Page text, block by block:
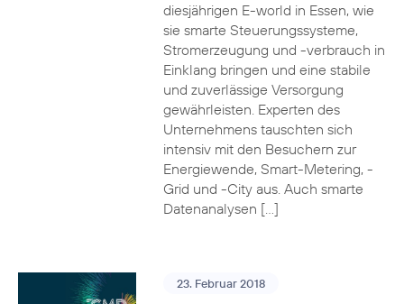
diesjährigen E-world in Essen, wie
sie smarte Steuerungssysteme,
Stromerzeugung und -verbrauch in
Einklang bringen und eine stabile
und zuverlässige Versorgung
gewährleisten. Experten des
Unternehmens tauschten sich
intensiv mit den Besuchern zur
Energiewende, Smart-Metering, -
Grid und -City aus. Auch smarte
Datenanalysen […]
23. Februar 2018